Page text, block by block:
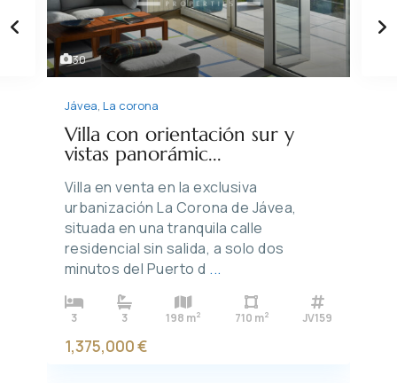
30
Jávea, La corona
Villa con orientación sur y
vistas panorámic...
Villa en venta en la exclusiva
urbanización La Corona de Jávea,
situada en una tranquila calle
residencial sin salida, a solo dos
minutos del Puerto d ...
3 3 198 m2 710 m2 JV159
1,375,000 €